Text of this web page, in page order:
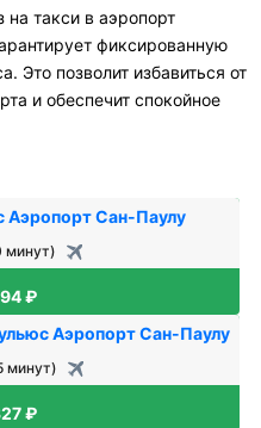
такси в аэропорт
фиксированную
Это позволит избавиться от
и обеспечит спокойное
Аэропорт Сан-Паулу
минут)
₽
Аэропорт Сан-Паулу
минут)
₽